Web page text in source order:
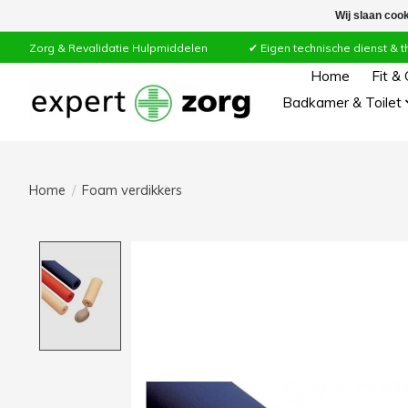
Zorg & Revalidatie Hulpmiddelen ✔ Eigen technische dienst &
Home
Fit &
Badkamer & Toilet
Home / Foam verdikkers
Wij slaan